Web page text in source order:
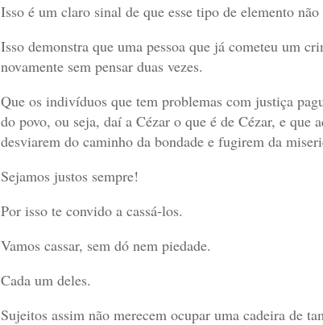
Isso é um claro sinal de que esse tipo de elemento não
Isso demonstra que uma pessoa que já cometeu um
novamente sem pensar duas vezes.
Que os indivíduos que tem problemas com justiça
do povo, ou seja, daí a Cézar o que é de Cézar, e que
desviarem do caminho da bondade e fugirem da
Sejamos justos sempre!
Por isso te convido a cassá-los.
Vamos cassar, sem dó nem piedade.
Cada um deles.
Sujeitos assim não merecem ocupar uma cadeira de